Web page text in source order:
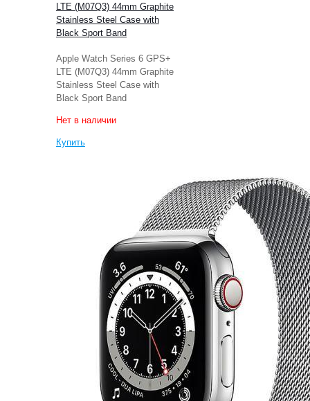
LTE (M07Q3) 44mm Graphite
Stainless Steel Case with
Black Sport Band
Apple Watch Series 6 GPS+
LTE (M07Q3) 44mm Graphite
Stainless Steel Case with
Black Sport Band
Нет в наличии
Купить